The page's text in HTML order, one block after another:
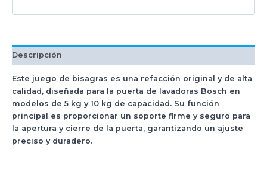
Descripción
Este juego de bisagras es una refacción original y de alta
calidad, diseñada para la puerta de lavadoras Bosch en
modelos de 5 kg y 10 kg de capacidad. Su función
principal es proporcionar un soporte firme y seguro para
la apertura y cierre de la puerta, garantizando un ajuste
preciso y duradero.